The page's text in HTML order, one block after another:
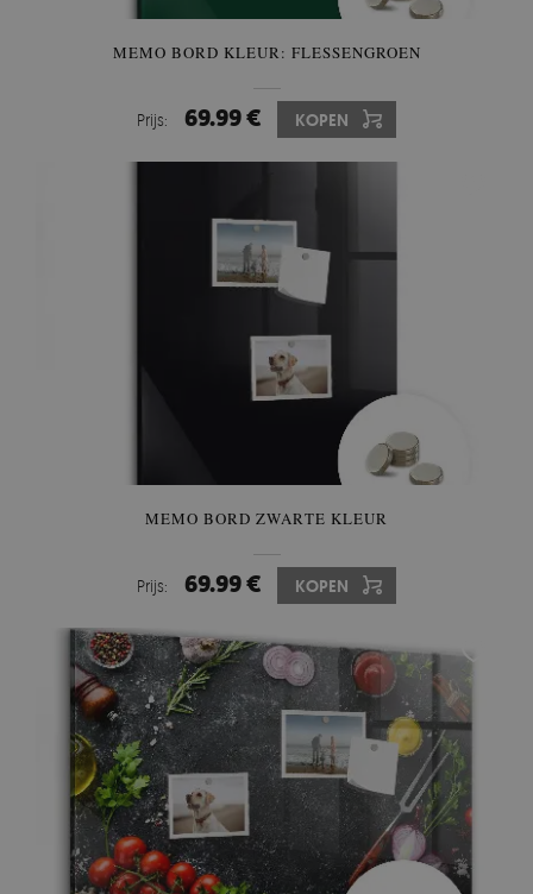
MEMO BORD KLEUR: FLESSENGROEN
Prijs: 69.99 € KOPEN
MEMO BORD ZWARTE KLEUR
Prijs: 69.99 € KOPEN